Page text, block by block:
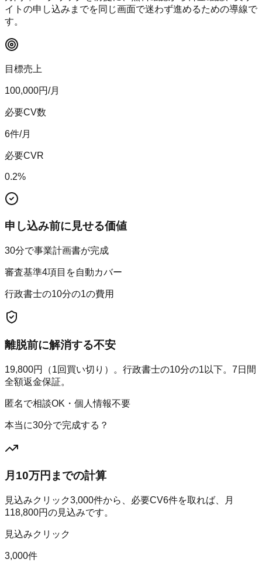
イトの申し込みまでを同じ画面で迷わず進めるための導線で
す。
目標売上
100,000円/月
必要CV数
6件/月
必要CVR
0.2%
申し込み前に見せる価値
30分で事業計画書が完成
審査基準4項目を自動カバー
行政書士の10分の1の費用
離脱前に解消する不安
19,800円（1回買い切り）。行政書士の10分の1以下。7日間
全額返金保証。
匿名で相談OK・個人情報不要
本当に30分で完成する？
月10万円までの計算
見込みクリック3,000件から、必要CV6件を取れば、月
118,800円の見込みです。
見込みクリック
3,000件